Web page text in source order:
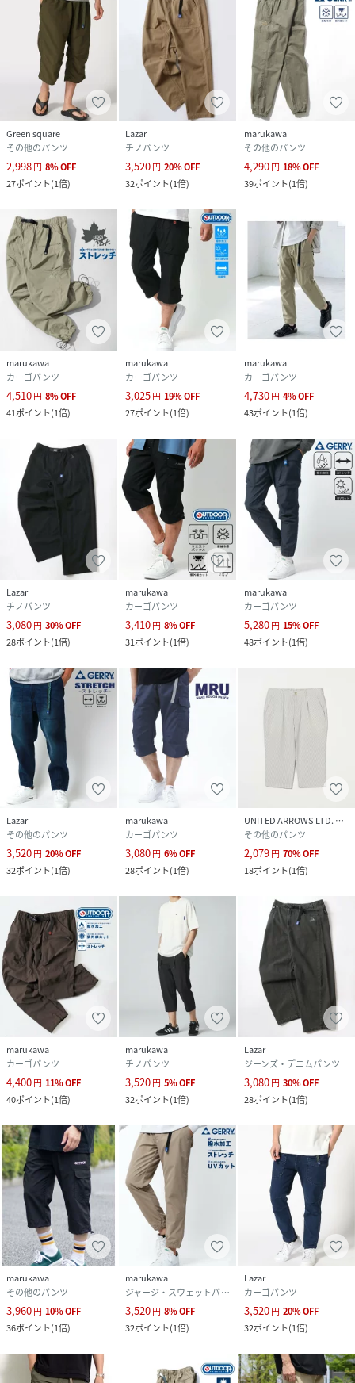
コーディネート
カーゴ､ペインター､スノーパンツと共に､今期の人気アイテ
ムとなるクライミングパンツ｡
ビッグシルエットのスタジャン､コーチジャケット､ダウンベ
ストと合わせて今風に｡
カレッジロゴを用いた古着ライクなTシャツ、スウェット､パ
ーカーと合わせてトレンド感アップ｡
定番のロンTやシャツ､デニム､ミリタリージャケットなどの
ベーシックアイテムとも相性抜群｡
靴は、スニーカーはもちろん､ローファーやブーツのような
バックパック､ショルダーバッグ､キャップ､バケットハット､
チェーンアクセなどの小物と合わせればワンランク上のコー
デが完成｡
性別を問わず､ユニセックスで着用可能♪
ギフトやペアコーデにもオススメなアイテムです｡
春服、夏服と幅広いシーズンで利用可能。白シャツコーデ、
きれいめコーデ、ジャケットコーデ、デニムジャケットコー
デ、アメカジと様々なシーンでご利用いただけます。
marukawa/マルカワ
ベーシックな”デイリーウェア”からトレンドの”カジュアル
ウェア”まで、日々のファッションを彩るお気に入りの一着
機能を備えた”スポーツウェア”からスタンダードな”アウト
ドアウェア”まで休日のライフスタイルを楽しむ一着をプチ
プライスで提案します｡
▽お買い物をお楽しみいただく為に
■商品のお気に入り登録（ハートマークをクリック）
完売カラーの再入荷通知や、在庫ラスト１点の通知、セール
の通知を受け取ることができます。
■ブランドのお気に入り登録
新商品がUPされたり売り切れ商品が再入荷したときなど、い
ち早くブランドのお得な情報を受け取ることができます。
※掲載画像の商品の色味は、サンプル撮影であることや屋外
や屋内の光の照射や角度により実物と色味が異なる場合がご
ざいます
また表示のサイズ感と実物は若干異なる場合もございますの
で、予めご了承ください。
※他のキャンペーンにより、期間中に価格が変動する場合が
あります。
※セールは予告なく終了させていただく場合もあります。"
性別タイプ ユニセックス
原産国
素材 ・ナイロン100%
サイズ M、L、LL
品番
PJ3899_519
519-112-0093-20-29 PJ3899
Green square
その他のパンツ
2,998円 8%OFF
27ポイント(1倍)
Lazar
チノパンツ
3,520円 20%OFF
32ポイント(1倍)
marukawa
その他のパンツ
4,290円 18%OFF
39ポイント(1倍)
marukawa
カーゴパンツ
4,510円 8%OFF
41ポイント(1倍)
marukawa
カーゴパンツ
3,025円 19%OFF
27ポイント(1倍)
marukawa
カーゴパンツ
4,730円 4%OFF
43ポイント(1倍)
Lazar
チノパンツ
3,080円 30%OFF
28ポイント(1倍)
marukawa
カーゴパンツ
3,410円 8%OFF
31ポイント(1倍)
marukawa
カーゴパンツ
5,280円 15%OFF
48ポイント(1倍)
Lazar
その他のパンツ
3,520円 20%OFF
32ポイント(1倍)
marukawa
カーゴパンツ
3,080円 6%OFF
28ポイント(1倍)
UNITED ARROWS LTD. OUTLET
その他のパンツ
2,079円 70%OFF
18ポイント(1倍)
marukawa
カーゴパンツ
4,400円 11%OFF
40ポイント(1倍)
marukawa
チノパンツ
3,520円 5%OFF
32ポイント(1倍)
Lazar
ジーンズ・デニムパンツ
3,080円 30%OFF
28ポイント(1倍)
marukawa
その他のパンツ
3,960円 10%OFF
36ポイント(1倍)
marukawa
ジャージ・スウェットパンツ
3,520円 8%OFF
32ポイント(1倍)
Lazar
カーゴパンツ
3,520円 20%OFF
32ポイント(1倍)